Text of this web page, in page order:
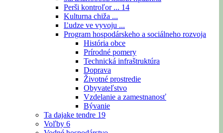
Perši kontroľor ... 14
Kulturna chiža ...
Ľudze ve vyvoju ...
Program hospodárskeho a sociálneho rozvoja
História obce
Prírodné pomery
Technická infraštruktúra
Doprava
Životné prostredie
Obyvateľstvo
Vzdelanie a zamestnanosť
Bývanie
Ta dajake tendre 19
Voľby 6